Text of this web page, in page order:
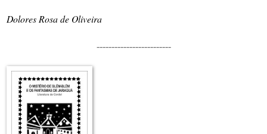
Dolores Rosa de Oliveira
-------------------------